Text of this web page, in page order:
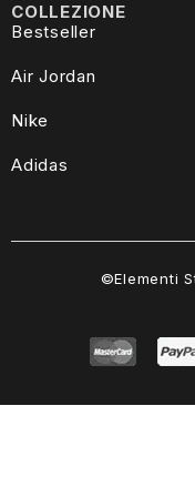
COLLEZIONE
Bestseller
Air Jordan
Nike
Adidas
©Elementi